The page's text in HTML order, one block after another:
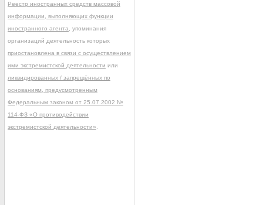
Реестр иностранных средств массовой
информации, выполняющих функции
иностранного агента , упоминания
организаций деятельность которых
приостановлена в связи с осуществлением
ими экстремистской деятельности или
ликвидированных / запрещённых по
основаниям, предусмотренным
Федеральным законом от 25.07.2002 №
114-ФЗ «О противодействии
экстремистской деятельности»